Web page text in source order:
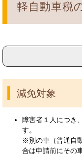
軽自動車税
減免対象
障害者１人につき
す。
※別の車（普通自
合は申請前にその